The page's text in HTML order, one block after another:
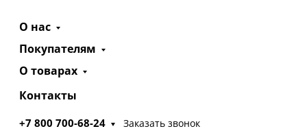
О нас
Покупателям
О товарах
Контакты
+7 800 700-68-24 Заказать звонок